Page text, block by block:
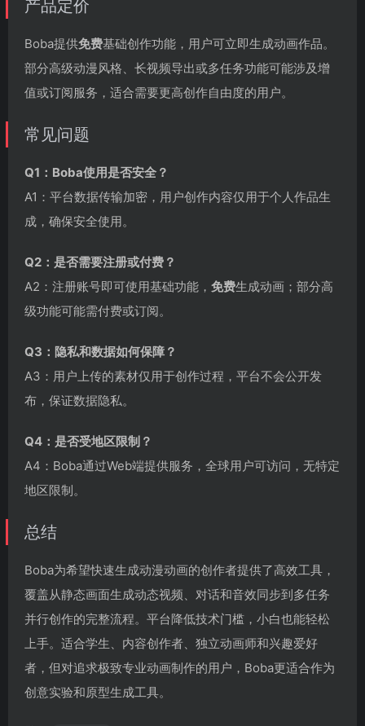
产品定价
Boba提供免费基础创作功能，用户可立即生成动画作品。
部分高级动漫风格、长视频导出或多任务功能可能涉及增
值或订阅服务，适合需要更高创作自由度的用户。
常见问题
Q1：Boba使用是否安全？
A1：平台数据传输加密，用户创作内容仅用于个人作品生
成，确保安全使用。
Q2：是否需要注册或付费？
A2：注册账号即可使用基础功能， 免费生成动画；部分高
级功能可能需付费或订阅。
Q3：隐私和数据如何保障？
A3：用户上传的素材仅用于创作过程，平台不会公开发
布，保证数据隐私。
Q4：是否受地区限制？
A4：Boba通过Web端提供服务，全球用户可访问，无特定
地区限制。
总结
Boba为希望快速生成动漫动画的创作者提供了高效工具，
覆盖从静态画面生成动态视频、对话和音效同步到多任务
并行创作的完整流程。平台降低技术门槛，小白也能轻松
上手。适合学生、内容创作者、独立动画师和兴趣爱好
者，但对追求极致专业动画制作的用户，Boba更适合作为
创意实验和原型生成工具。